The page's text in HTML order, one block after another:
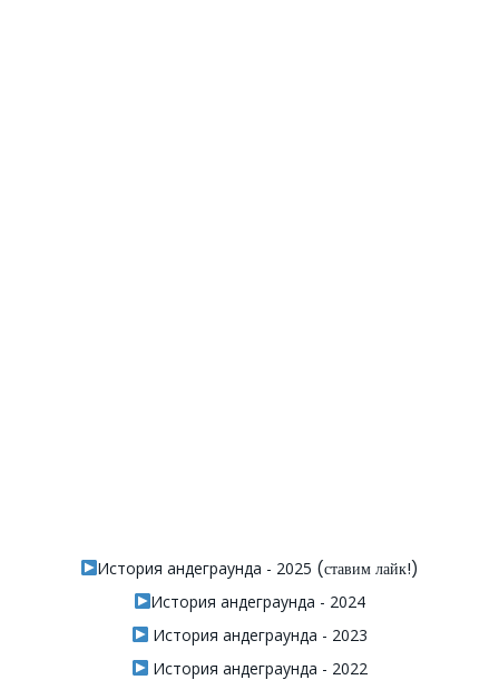
История андеграунда - 2025 (ставим лайк!)
История андеграунда - 2024
История андеграунда - 2023
История андеграунда - 2022